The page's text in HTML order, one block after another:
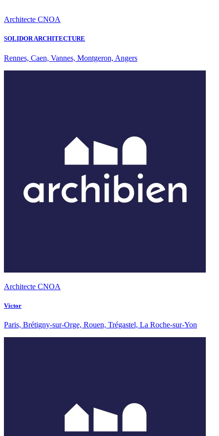
Architecte CNOA
SOLIDOR ARCHITECTURE
Rennes, Caen, Vannes, Montgeron, Angers
Architecte CNOA
Victor
Paris, Brétigny-sur-Orge, Rouen, Trégastel, La Roche-sur-Yon